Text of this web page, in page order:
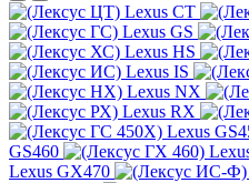
Lexus CT
Lexus GS
Lexus HS
Lexus IS
Lexus NX
Lexus RX
Lexus
GS460
Lexus GX470